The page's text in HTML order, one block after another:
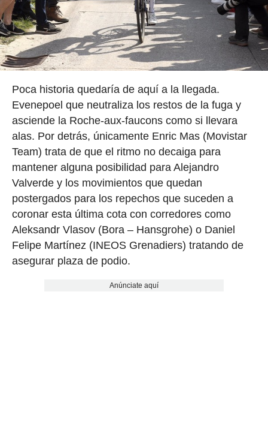
Poca historia quedaría de aquí a la llegada.
Evenepoel que neutraliza los restos de la fuga y
asciende la Roche-aux-faucons como si llevara
alas. Por detrás, únicamente Enric Mas (Movistar
Team) trata de que el ritmo no decaiga para
mantener alguna posibilidad para Alejandro
Valverde y los movimientos que quedan
postergados para los repechos que suceden a
coronar esta última cota con corredores como
Aleksandr Vlasov (Bora – Hansgrohe) o Daniel
Felipe Martínez (INEOS Grenadiers) tratando de
asegurar plaza de podio.
Anúnciate aquí